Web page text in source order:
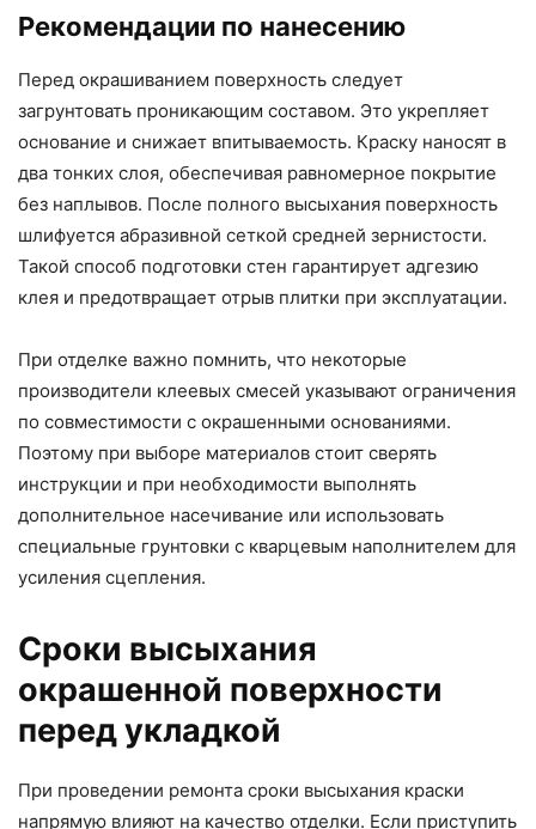
Рекомендации по нанесению
Перед окрашиванием поверхность следует
загрунтовать проникающим составом. Это укрепляет
основание и снижает впитываемость. Краску наносят в
два тонких слоя, обеспечивая равномерное покрытие
без наплывов. После полного высыхания поверхность
шлифуется абразивной сеткой средней зернистости.
Такой способ подготовки стен гарантирует адгезию
клея и предотвращает отрыв плитки при эксплуатации.
При отделке важно помнить, что некоторые
производители клеевых смесей указывают ограничения
по совместимости с окрашенными основаниями.
Поэтому при выборе материалов стоит сверять
инструкции и при необходимости выполнять
дополнительное насечивание или использовать
специальные грунтовки с кварцевым наполнителем для
усиления сцепления.
Сроки высыхания
окрашенной поверхности
перед укладкой
При проведении ремонта сроки высыхания краски
напрямую влияют на качество отделки. Если приступить